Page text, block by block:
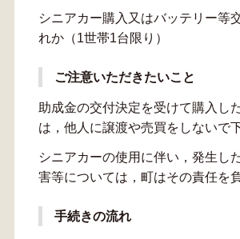
シニアカー購入又はバッテリー等
れか（1世帯1台限り）
ご注意いただきたいこと
助成金の交付決定を受けて購入し
は，他人に譲渡や売買をしないで
シニアカーの使用に伴い，発生し
害等については，町はその責任を
手続きの流れ